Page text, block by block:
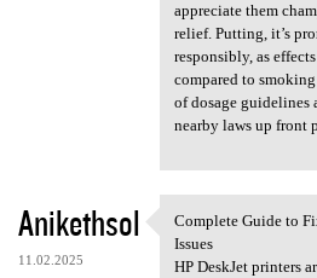
appreciate them
relief. Putting, it’s
responsibly, as
compared to
of dosage
nearby laws up front
Anikethsol
11.02.2025
Complete Guide
Complete Guide to
Issues
HP DeskJet printers